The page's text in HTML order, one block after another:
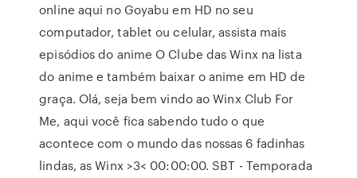
online aqui no Goyabu em HD no seu
computador, tablet ou celular, assista mais
episódios do anime O Clube das Winx na lista
do anime e também baixar o anime em HD de
graça. Olá, seja bem vindo ao Winx Club For
Me, aqui você fica sabendo tudo o que
acontece com o mundo das nossas 6 fadinhas
lindas, as Winx >3< 00:00:00. SBT - Temporada